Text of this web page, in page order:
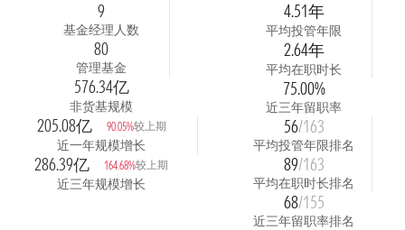
9
基金经理人数
80
管理基金
576.34亿
非货基规模
205.08亿 90.05%较上期
近一年规模增长
286.39亿 164.68%较上期
近三年规模增长
4.51年
平均投管年限
2.64年
平均在职时长
75.00%
近三年留职率
56/163
平均投管年限排名
89/163
平均在职时长排名
68/155
近三年留职率排名